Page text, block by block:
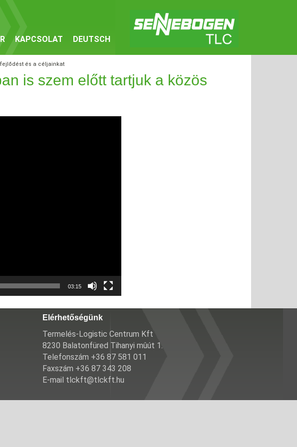
KAPCSOLAT DEUTSCH
fejlődést és a céljainkat
is szem előtt tartjuk a közös
03:15
Elérhetőségünk
Termelés-Logistic Centrum Kft
8230 Balatonfüred Tihanyi mûút 1.
Telefonszám +36 87 581 011
Faxszám +36 87 343 208
E-mail tlckft@tlckft.hu